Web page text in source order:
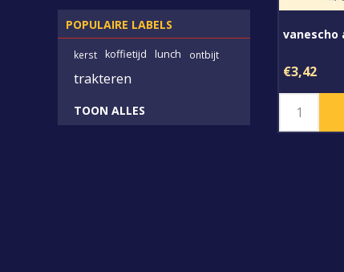
vanescho
€3,42
POPULAIRE LABELS
kerst koffietijd lunch ontbijt
trakteren
TOON ALLES